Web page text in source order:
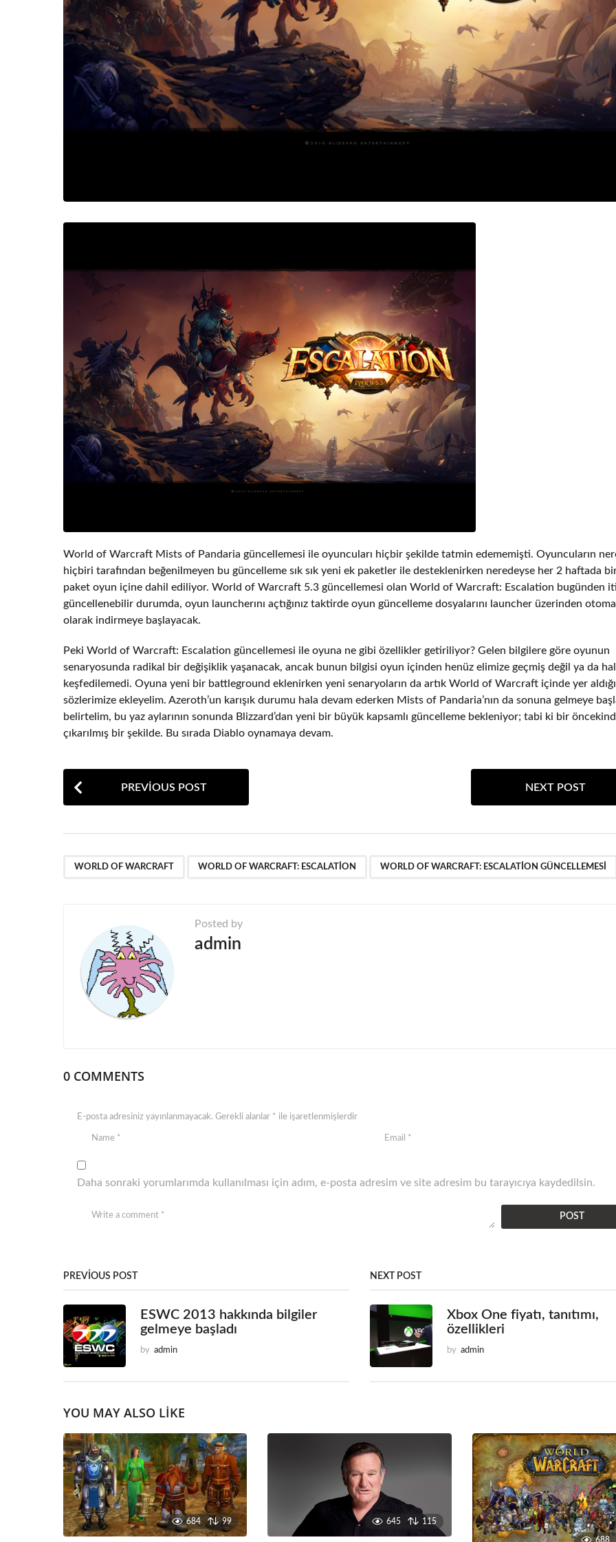
World of Warcraft Mists of Pandaria güncellemesi ile oyuncuları hiçbir şekilde tatmin edememişti. Oyuncuların
hiçbiri tarafından beğenilmeyen bu güncelleme sık sık yeni ek paketler ile desteklenirken neredeyse her 2 haftada
paket oyun içine dahil ediliyor. World of Warcraft 5.3 güncellemesi olan World of Warcraft: Escalation bugünden
güncellenebilir durumda, oyun launcherını açtığınız taktirde oyun güncelleme dosyalarını launcher üzerinden
olarak indirmeye başlayacak.
Peki World of Warcraft: Escalation güncellemesi ile oyuna ne gibi özellikler getiriliyor? Gelen bilgilere göre oyunun
senaryosunda radikal bir değişiklik yaşanacak, ancak bunun bilgisi oyun içinden henüz elimize geçmiş değil ya da
keşfedilemedi. Oyuna yeni bir battleground eklenirken yeni senaryoların da artık World of Warcraft içinde yer
sözlerimize ekleyelim. Azeroth’un karışık durumu hala devam ederken Mists of Pandaria’nın da sonuna gelmeye
belirtelim, bu yaz aylarının sonunda Blizzard’dan yeni bir büyük kapsamlı güncelleme bekleniyor; tabi ki bir
çıkarılmış bir şekilde. Bu sırada Diablo oynamaya devam.
o
P
PREVIOUS POST NEXT POST
WORLD OF WARCRAFT WORLD OF WARCRAFT: ESCALATION WORLD OF WARCRAFT: ESCALATION GÜNCELLEMESI
Posted by
admin
0 COMMENTS
E-posta adresiniz yayınlanmayacak. Gerekli alanlar * ile işaretlenmişlerdir
Daha sonraki yorumlarımda kullanılması için adım, e-posta adresim ve site adresim bu tarayıcıya kaydedilsin.
PREVIOUS POST
ESWC 2013 hakkında bilgiler
gelmeye başladı
by admin
NEXT POST
Xbox One fiyatı, tanıtımı,
özellikleri
by admin
YOU MAY ALSO LIKE
684 99 645 115
688